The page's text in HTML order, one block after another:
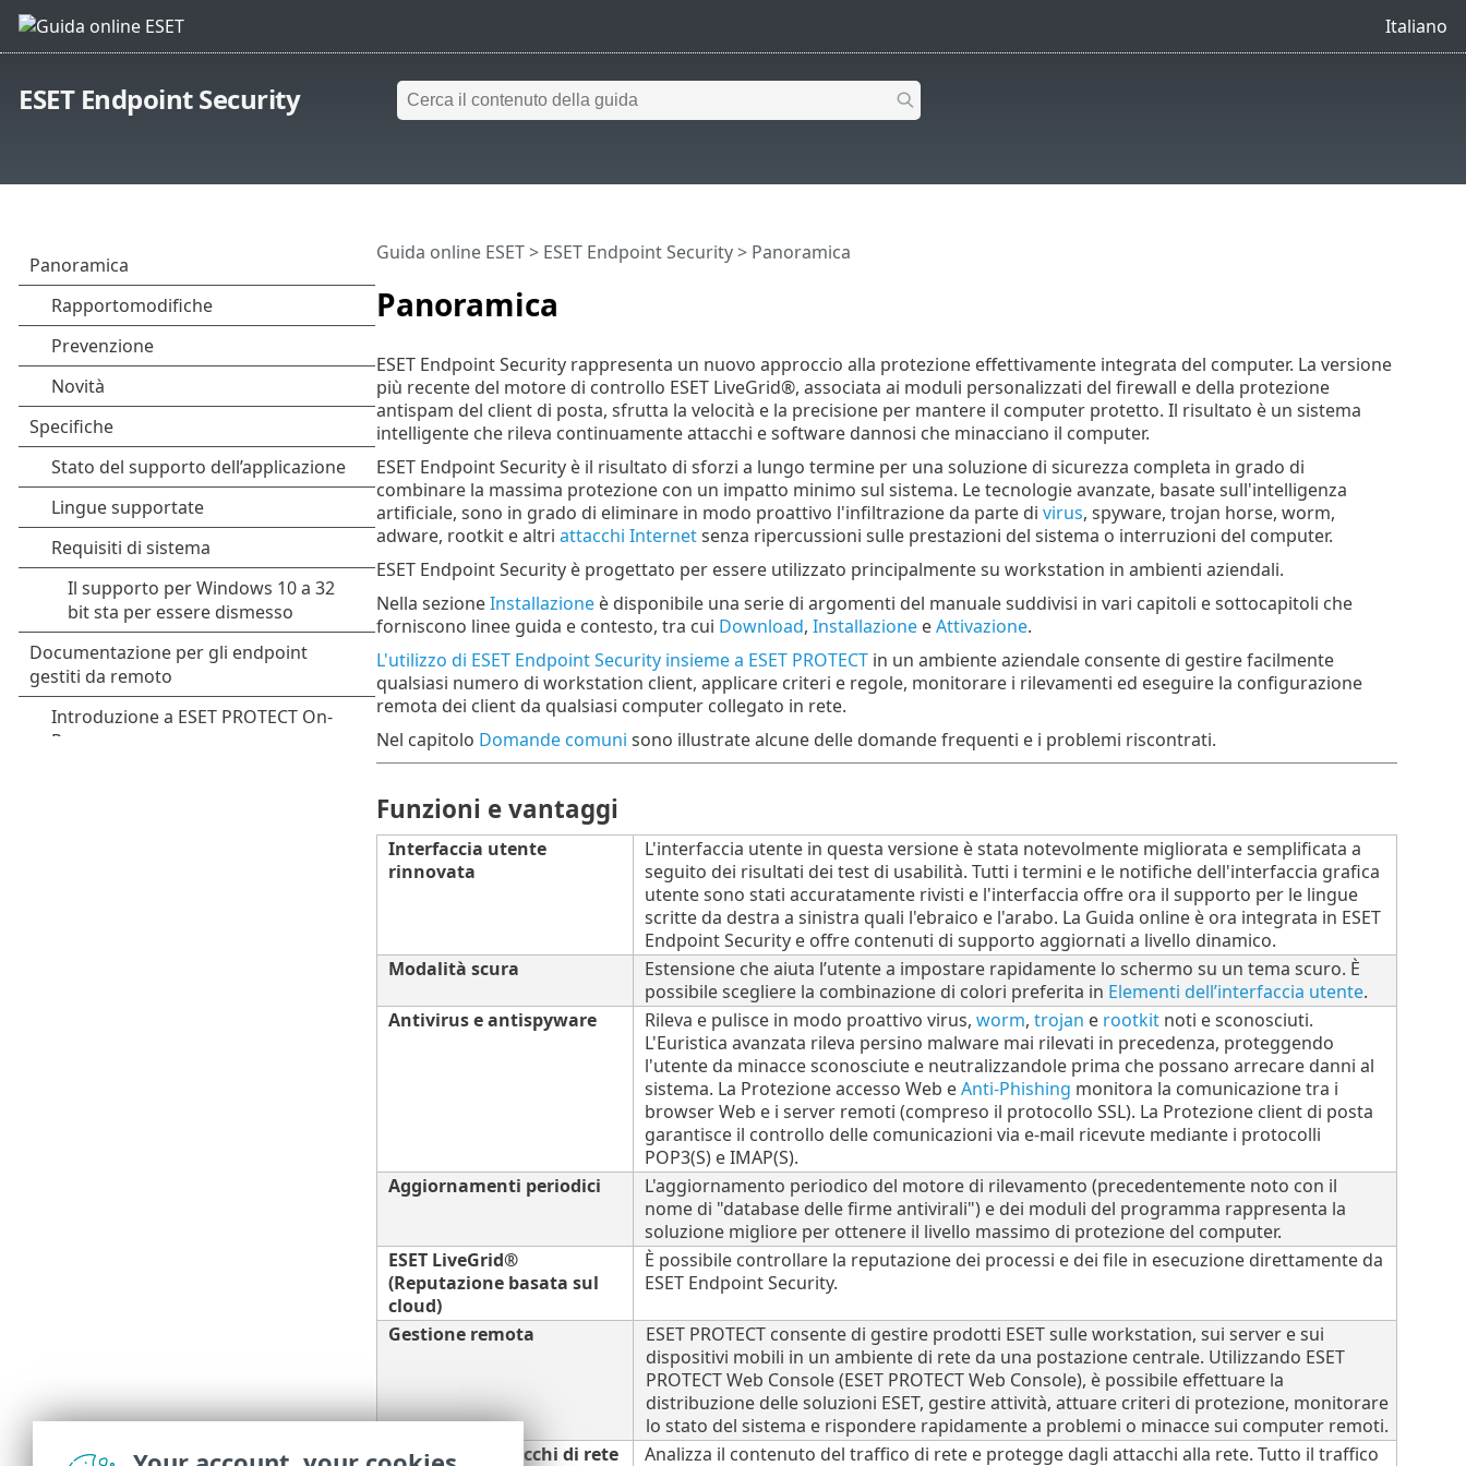
Italiano
ESET Endpoint Security
Panoramica
Guida online ESET> ESET Endpoint Security> Panoramica
ESET Endpoint Security rappresenta un nuovo approccio alla protezione effettivamente integrata del computer. La versione
più recente del motore di controllo ESET LiveGrid®, associata ai moduli personalizzati del firewall e della protezione
antispam del client di posta, sfrutta la velocità e la precisione per mantere il computer protetto. Il risultato è un sistema
intelligente che rileva continuamente attacchi e software dannosi che minacciano il computer.
ESET Endpoint Security è il risultato di sforzi a lungo termine per una soluzione di sicurezza completa in grado di
combinare la massima protezione con un impatto minimo sul sistema. Le tecnologie avanzate, basate sull'intelligenza
artificiale, sono in grado di eliminare in modo proattivo l'infiltrazione da parte di virus, spyware, trojan horse, worm,
adware, rootkit e altri attacchi Internetsenza ripercussioni sulle prestazioni del sistema o interruzioni del computer.
ESET Endpoint Security è progettato per essere utilizzato principalmente su workstation in ambienti aziendali.
Nella sezioneInstallazioneè disponibile una serie di argomenti del manuale suddivisi in vari capitoli e sottocapitoli che
forniscono linee guida e contesto, tra cui Download, InstallazioneeAttivazione.
L'utilizzo di ESET Endpoint Security insieme a ESET PROTECTin un ambiente aziendale consente di gestire facilmente
qualsiasi numero di workstation client, applicare criteri e regole, monitorare i rilevamenti ed eseguire la configurazione
remota dei client da qualsiasi computer collegato in rete.
Nel capitolo Domande comuni sono illustrate alcune delle domande frequenti e i problemi riscontrati.
Funzioni e vantaggi
Interfaccia utente
rinnovata
L'interfaccia utente in questa versione è stata notevolmente migliorata e semplificata a
seguito dei risultati dei test di usabilità. Tutti i termini e le notifiche dell'interfaccia grafica
utente sono stati accuratamente rivisti e l'interfaccia offre ora il supporto per le lingue
scritte da destra a sinistra quali l'ebraico e l'arabo. La Guida online è ora integrata in ESET
Endpoint Security e offre contenuti di supporto aggiornati a livello dinamico.
Modalità scura
Estensione che aiuta l’utente a impostare rapidamente lo schermo su un tema scuro. È
possibile scegliere la combinazione di colori preferita in Elementi dell’interfaccia utente.
Antivirus e antispyware
Rileva e pulisce in modo proattivo virus, worm, trojan e rootkitnoti e sconosciuti.
L'Euristica avanzata rileva persino malware mai rilevati in precedenza, proteggendo
l'utente da minacce sconosciute e neutralizzandole prima che possano arrecare danni al
sistema. La Protezione accesso Web eAnti-Phishing monitora la comunicazione tra i
browser Web e i server remoti (compreso il protocollo SSL). La Protezione client di posta
garantisce il controllo delle comunicazioni via e-mail ricevute mediante i protocolli
POP3(S) e IMAP(S).
Aggiornamenti periodici
L'aggiornamento periodico del motore di rilevamento (precedentemente noto con il
nome di "database delle firme antivirali") e dei moduli del programma rappresenta la
soluzione migliore per ottenere il livello massimo di protezione del computer.
ESET LiveGrid®
(Reputazione basata sul
cloud)
È possibile controllare la reputazione dei processi e dei file in esecuzione direttamente da
ESET Endpoint Security.
Gestione remota
ESET PROTECT consente di gestire prodotti ESET sulle workstation, sui server e sui
dispositivi mobili in un ambiente di rete da una postazione centrale. Utilizzando ESET
PROTECT Web Console (ESET PROTECT Web Console), è possibile effettuare la
distribuzione delle soluzioni ESET, gestire attività, attuare criteri di protezione, monitorare
lo stato del sistema e rispondere rapidamente a problemi o minacce sui computer remoti.
Protezione attacchi di rete
Analizza il contenuto del traffico di rete e protegge dagli attacchi alla rete. Tutto il traffico